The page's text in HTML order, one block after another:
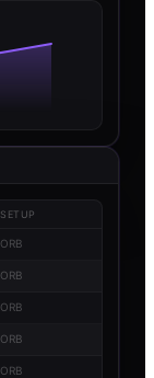
SETUP
ORB
ORB
ORB
ORB
ORB